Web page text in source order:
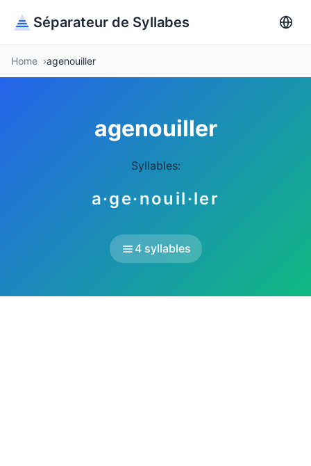
Séparateur de Syllabes
Home agenouiller
agenouiller
Syllables:
a·ge·nouil·ler
4 syllables